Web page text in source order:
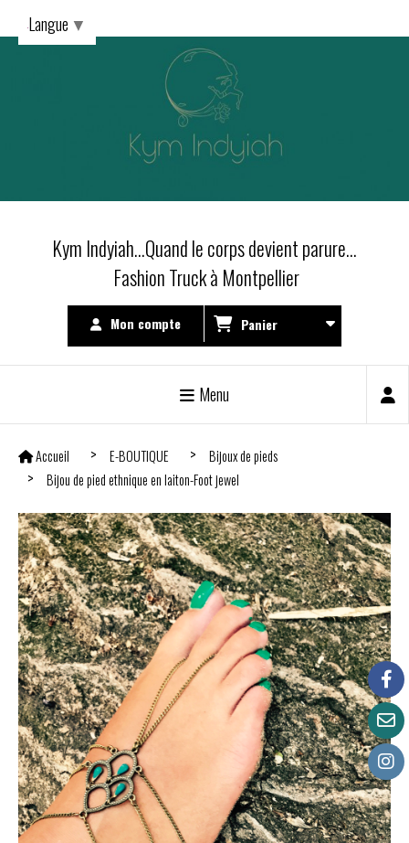
Kym Indyiah...Quand le corps devient parure...
Fashion Truck à Montpellier
Mon compte Panier
Menu
Accueil E-BOUTIQUE
Bijoux de pieds
Bijou de pied ethnique en laiton-Foot jewel
Langue ▼